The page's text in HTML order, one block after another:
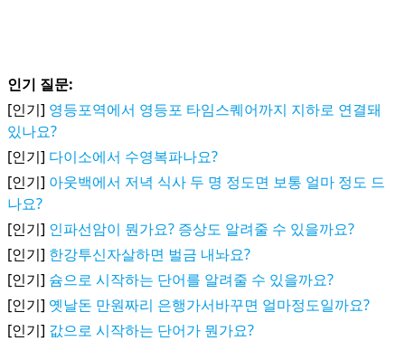
인기 질문:
[인기] 영등포역에서 영등포 타임스퀘어까지 지하로 연결돼
있나요?
[인기] 다이소에서 수영복파나요?
[인기] 아웃백에서 저녁 식사 두 명 정도면 보통 얼마 정도 드
나요?
[인기] 인파선암이 뭔가요? 증상도 알려줄 수 있을까요?
[인기] 한강투신자살하면 벌금 내놔요?
[인기] 슘으로 시작하는 단어를 알려줄 수 있을까요?
[인기] 옛날돈 만원짜리 은행가서바꾸면 얼마정도일까요?
[인기] 값으로 시작하는 단어가 뭔가요?